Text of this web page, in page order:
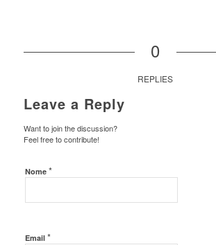
0
REPLIES
Leave a Reply
Want to join the discussion?
Feel free to contribute!
Nome *
Email *